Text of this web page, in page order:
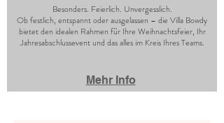
Besonders. Feierlich. Unvergesslich.
Ob festlich, entspannt oder ausgelassen – die Villa Bowdy
bietet den idealen Rahmen für Ihre Weihnachtsfeier, Ihr
Jahresabschlussevent und das alles im Kreis Ihres Teams.
Mehr Info